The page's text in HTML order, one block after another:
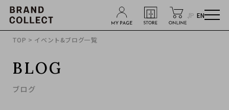
JP EN
TOP > イベント&ブログ一覧
BLOG
ブログ